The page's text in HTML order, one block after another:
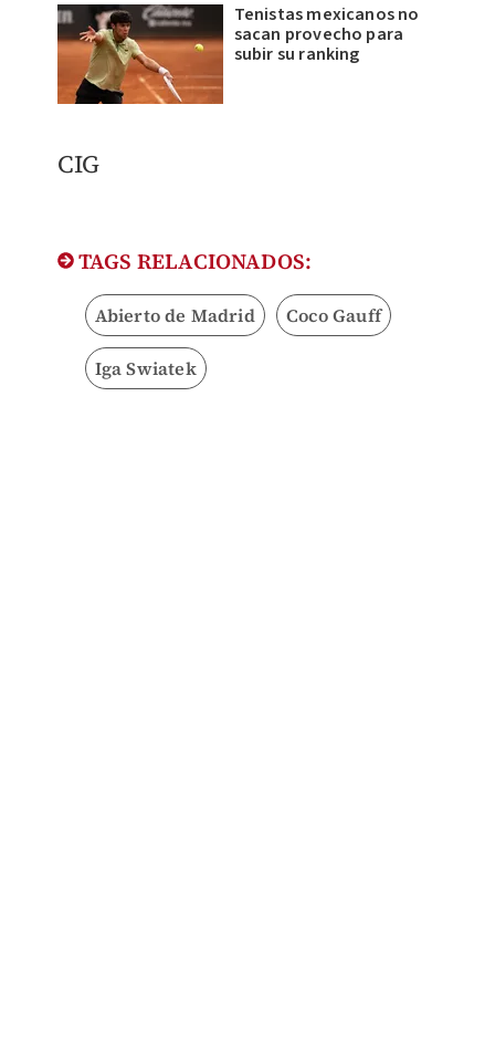
Tenistas mexicanos no
sacan provecho para
subir su ranking
CIG
TAGS RELACIONADOS:
Abierto de Madrid Coco Gauff
Iga Swiatek